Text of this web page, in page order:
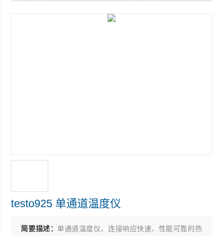
testo925 单通道温度仪
简要描述：单通道温度仪，连接响应快速、性能可靠的热